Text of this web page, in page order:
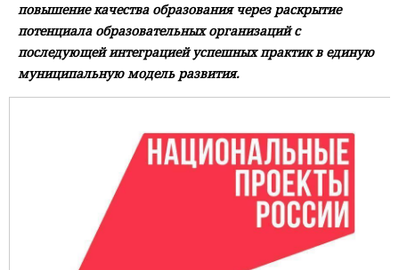
повышение качества образования через раскрытие
потенциала образовательных организаций с
последующей интеграцией успешных практик в единую
муниципальную модель развития.